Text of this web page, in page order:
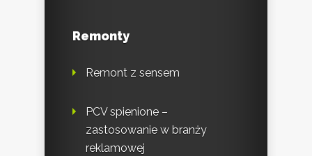
Remonty
Remont z sensem
PCV spienione –
zastosowanie w branży
reklamowej